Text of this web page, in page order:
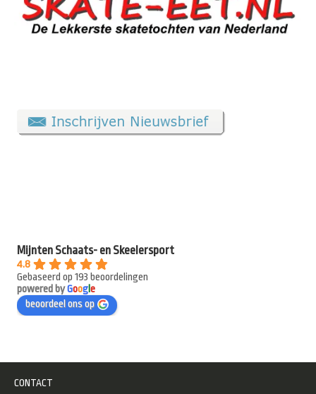
Mijnten Schaats- en Skeelersport
4.8
Gebaseerd op 193 beoordelingen
powered byGooge
beoordeel ons op
CONTACT